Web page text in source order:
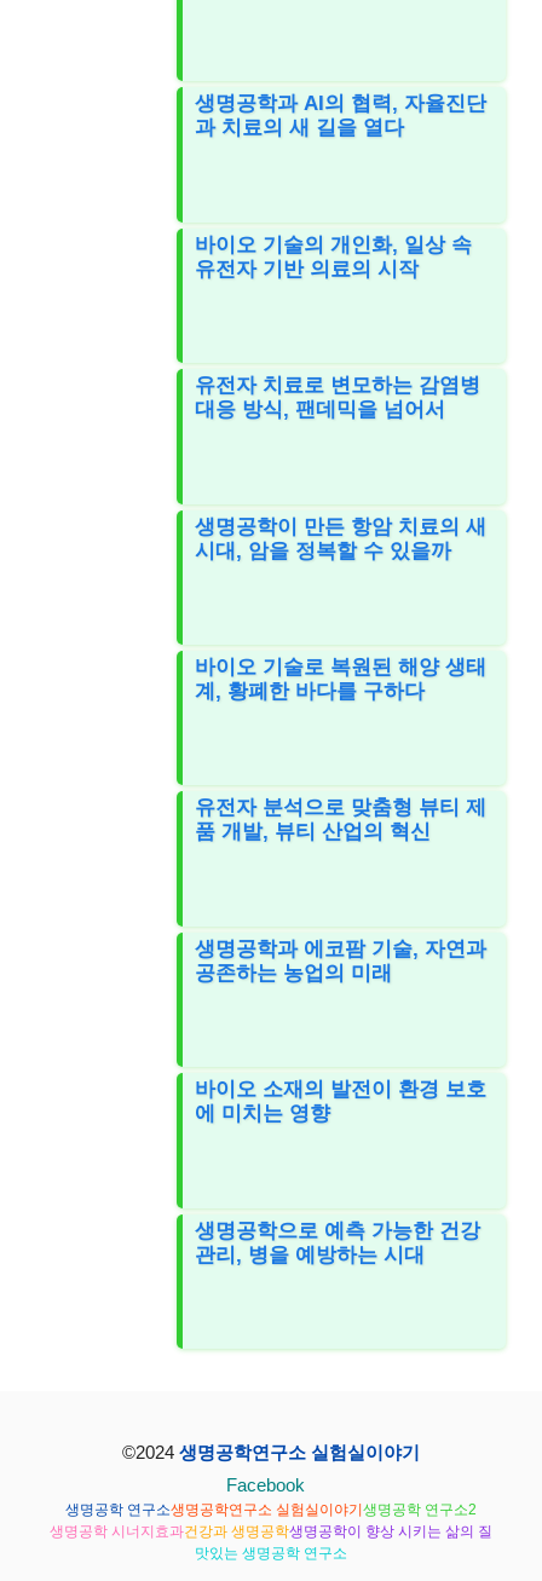
생명공학과 AI의 협력, 자율진단
과 치료의 새 길을 열다
바이오 기술의 개인화, 일상 속
유전자 기반 의료의 시작
유전자 치료로 변모하는 감염병
대응 방식, 팬데믹을 넘어서
생명공학이 만든 항암 치료의 새
시대, 암을 정복할 수 있을까
바이오 기술로 복원된 해양 생태
계, 황폐한 바다를 구하다
유전자 분석으로 맞춤형 뷰티 제
품 개발, 뷰티 산업의 혁신
생명공학과 에코팜 기술, 자연과
공존하는 농업의 미래
바이오 소재의 발전이 환경 보호
에 미치는 영향
생명공학으로 예측 가능한 건강
관리, 병을 예방하는 시대
©2024 생명공학연구소 실험실이야기
Facebook
생명공학 연구소생명공학연구소 실험실이야기 생명공학 연구소2
생명공학 시너지효과건강과 생명공학생명공학이 향상 시키는 삶의 질
맛있는 생명공학 연구소